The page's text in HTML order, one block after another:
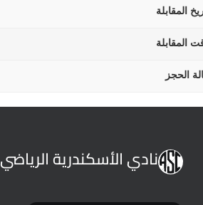
المقابلة
المقابلة
الحجز
نادي الأسكندرية الرياضي